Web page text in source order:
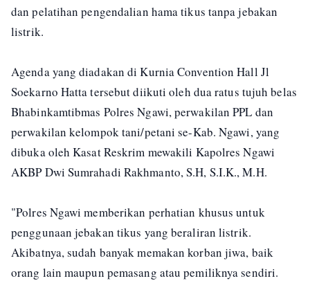
dan pelatihan pengendalian hama tikus tanpa jebakan
listrik.
Agenda yang diadakan di Kurnia Convention Hall Jl
Soekarno Hatta tersebut diikuti oleh dua ratus tujuh belas
Bhabinkamtibmas Polres Ngawi, perwakilan PPL dan
perwakilan kelompok tani/petani se-Kab. Ngawi, yang
dibuka oleh Kasat Reskrim mewakili Kapolres Ngawi
AKBP Dwi Sumrahadi Rakhmanto, S.H, S.I.K., M.H.
"Polres Ngawi memberikan perhatian khusus untuk
penggunaan jebakan tikus yang beraliran listrik.
Akibatnya, sudah banyak memakan korban jiwa, baik
orang lain maupun pemasang atau pemiliknya sendiri.